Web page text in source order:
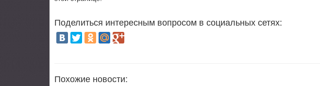
Поделиться интересным вопросом в социальных сетях:
Похожие новости: